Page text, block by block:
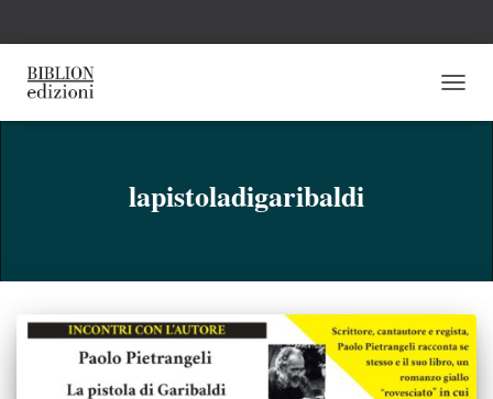
lapistoladigaribaldi